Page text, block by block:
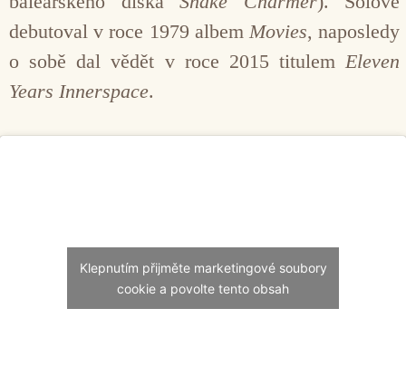
debutoval v roce 1979 albem Movies, naposledy
o sobě dal vědět v roce 2015 titulem Eleven
Years Innerspace.
Klepnutím přijměte marketingové soubory
cookie a povolte tento obsah